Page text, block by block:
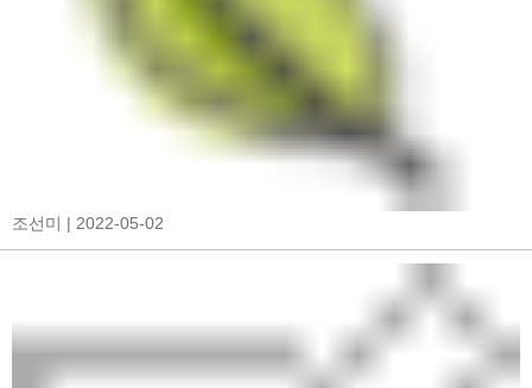
조선미 | 2022-05-02